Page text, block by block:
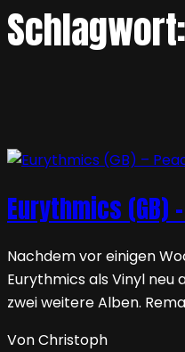
Schlagwort:
Eurythmics (GB)
Nachdem vor einigen
Eurythmics als Vinyl neu
zwei weitere Alben.
Von Christoph